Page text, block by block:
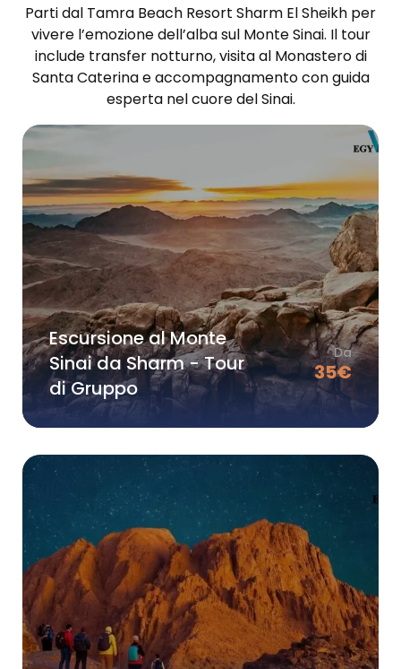
Parti dal Tamra Beach Resort Sharm El Sheikh per
vivere l’emozione dell’alba sul Monte Sinai. Il tour
include transfer notturno, visita al Monastero di
Santa Caterina e accompagnamento con guida
esperta nel cuore del Sinai.
Escursione al Monte
Sinai da Sharm - Tour
di Gruppo
Da
35€